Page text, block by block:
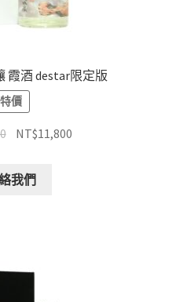
霞酒 destar限定版
特價
NT$11,800
我們